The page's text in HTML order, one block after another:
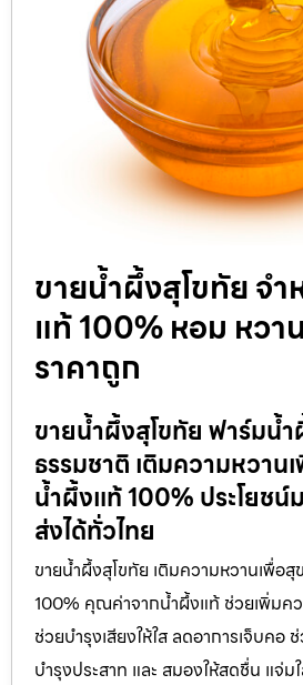
ขายน้ำผึ้งสุโขทัย จ
แท้ 100% หอม หวา
ราคาถูก
ขายน้ำผึ้งสุโขทัย ฟาร์มน้
ธรรมชาติ เติมความหวาน
น้ำผึ้งแท้ 100% ประโยชน์
ส่งได้ทั่วไทย
ขายน้ำผึ้งสุโขทัย เติมความหวานเพื่อ
100% คุณค่าจากน้ำผึ้งแท้ ช่วยเพิ่มค
ช่วยบำรุงเสียงให้ใส ลดอาการเจ็บคอ
บำรุงประสาท และ สมองให้สดชื่น แจ่ม